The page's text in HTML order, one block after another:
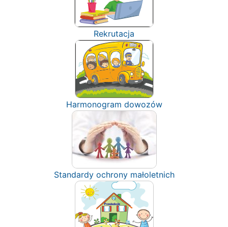
Rekrutacja
Harmonogram dowozów
Standardy ochrony małoletnich